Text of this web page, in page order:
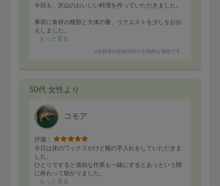
今回も、沢山のおいしい料理を作っていただきました。
事前に食材の種類と大体の量、リクエストを少しをお伝
えしました。
消したり(あまりジロジロ拝見していませんが)しながら臨
トンタッチして私は先に寝てしまいましたが、
安心してお任せできるので心の余裕ができ、
子どもに優しくなれるのも嬉しいですし、仕事で切羽詰
まった気分も少し和らぎます…感謝感謝です！！！
またよろしくお願いします^^
もっと見る
※依頼者の依頼当時の主観的な感想です。
50代 女性より
コモア
評価：
今日は床のワックスがけと靴の手入れをしていただきま
した。
ひとりですると億劫な作業も一緒にするとあっという間
に終わって助かりました。
また次回よろしくお願い致します。
もっと見る